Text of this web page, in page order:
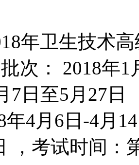
年卫生技术
次： 2018年
7日至5月27
年4月6日-4月
，考试时间：